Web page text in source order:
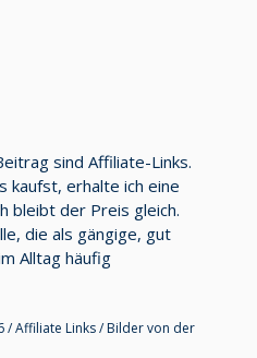
sind Affiliate-Links.
kaufst, erhalte ich eine
bleibt der Preis gleich.
die als gängige, gut
Alltag häufig
/ Affiliate Links / Bilder von der